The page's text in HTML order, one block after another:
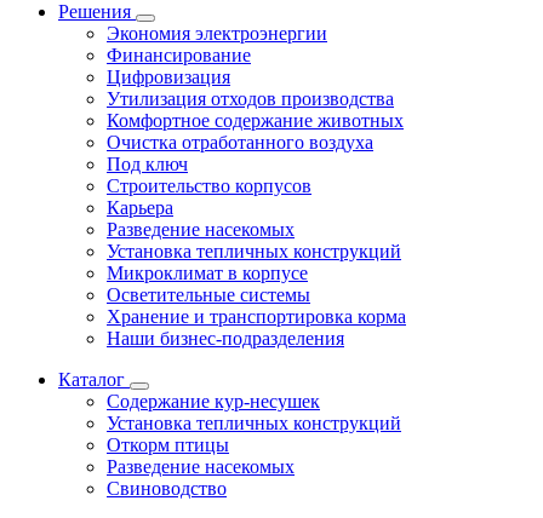
Решения
Экономия электроэнергии
Финансирование
Цифровизация
Утилизация отходов производства
Комфортное содержание животных
Очистка отработанного воздуха
Под ключ
Строительство корпусов
Карьера
Разведение насекомых
Установка тепличных конструкций
Микроклимат в корпусе
Осветительные системы
Хранение и транспортировка корма
Наши бизнес-подразделения
Каталог
Содержание кур-несушек
Установка тепличных конструкций
Откорм птицы
Разведение насекомых
Свиноводство